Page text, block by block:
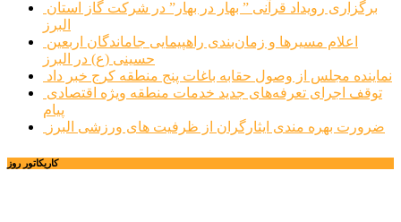
البرز
حسینی (ع) در البرز
نماینده مجلس از وصول حقابه باغات پنج منطقه کرج خبر داد
پیام
ضرورت بهره مندی ایثارگران از ظرفیت های ورزشی البرز
کاریکاتور روز